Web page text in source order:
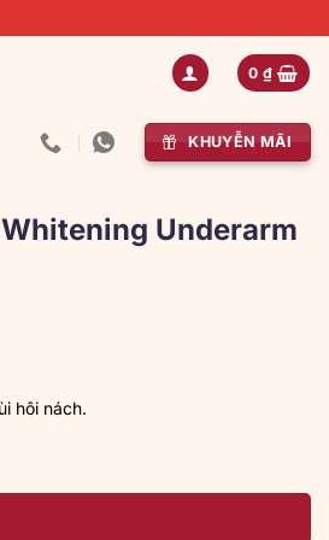
0 ₫
KHUYỄN MÃI
Underarm
hôi nách.
Cream 15g Hàng Thái số lượng